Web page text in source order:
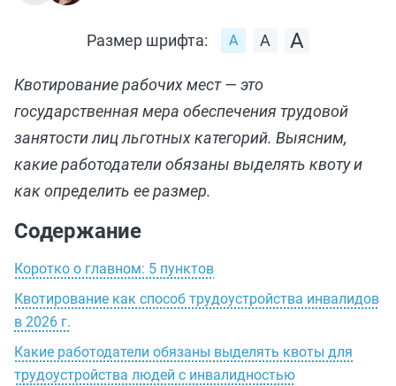
Размер шрифта:
Квотирование рабочих мест — это
государственная мера обеспечения трудовой
занятости лиц льготных категорий. Выясним,
какие работодатели обязаны выделять квоту и
как определить ее размер.
Содержание
Коротко о главном: 5 пунктов
Квотирование как способ трудоустройства инвалидов
в 2026 г.
Какие работодатели обязаны выделять квоты для
трудоустройства людей с инвалидностью